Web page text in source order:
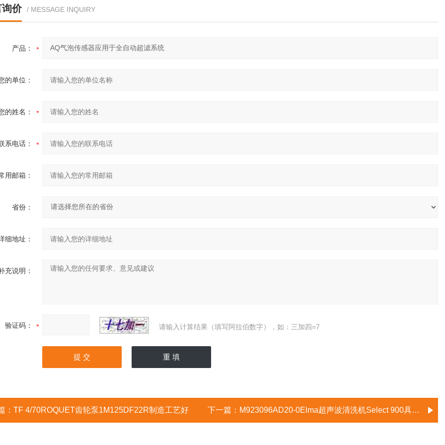
价 / MESSAGE INQUIRY
产品：
的单位：
的姓名：
系电话：
用邮箱：
省份：
细地址：
充说明：
验证码： 请输入计算结果（填写阿拉伯数字），如：三加四=7
： TF 4/70ROQUET齿轮泵1M125DF22R制造工艺好 下一篇： M923096AD20-0Elma超声波清洗机Select 900具备节能模式